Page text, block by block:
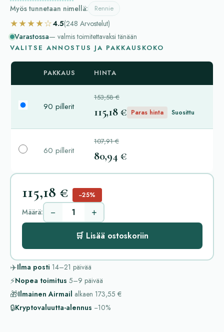
Myös tunnetaan nimellä: Rennie
★★★★☆4.5(248 Arvostelut)
Varastossa— valmis toimitettavaksi tänään
VALITSE ANNOSTUS JA PAKKAUSKOKO
PAKKAUS HINTA
90 pillerit
153,58 €
115,18 € Paras hinta Suosittu
60 pillerit
107,91 €
80,94 €
115,18 € −25%
Määrä: − +
🛒 Lisää ostoskoriin
✈️Ilma posti 14–21 päivää
⚡Nopea toimitus 5–9 päivää
🎁Ilmainen Airmail alkaen 173,55 €
🔒Kryptovaluutta-alennus −10%